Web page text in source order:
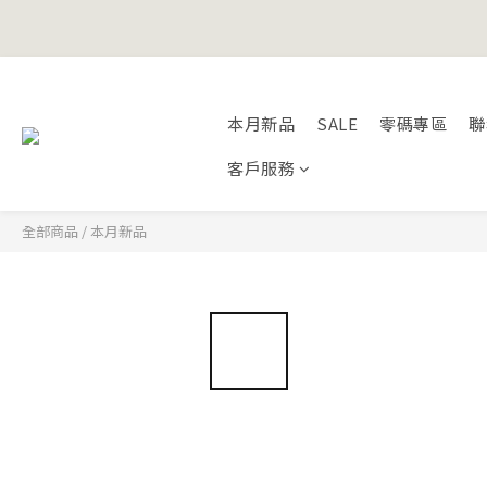
本月新品 SALE 零碼專區
客戶服務
全部商品 / 本月新品